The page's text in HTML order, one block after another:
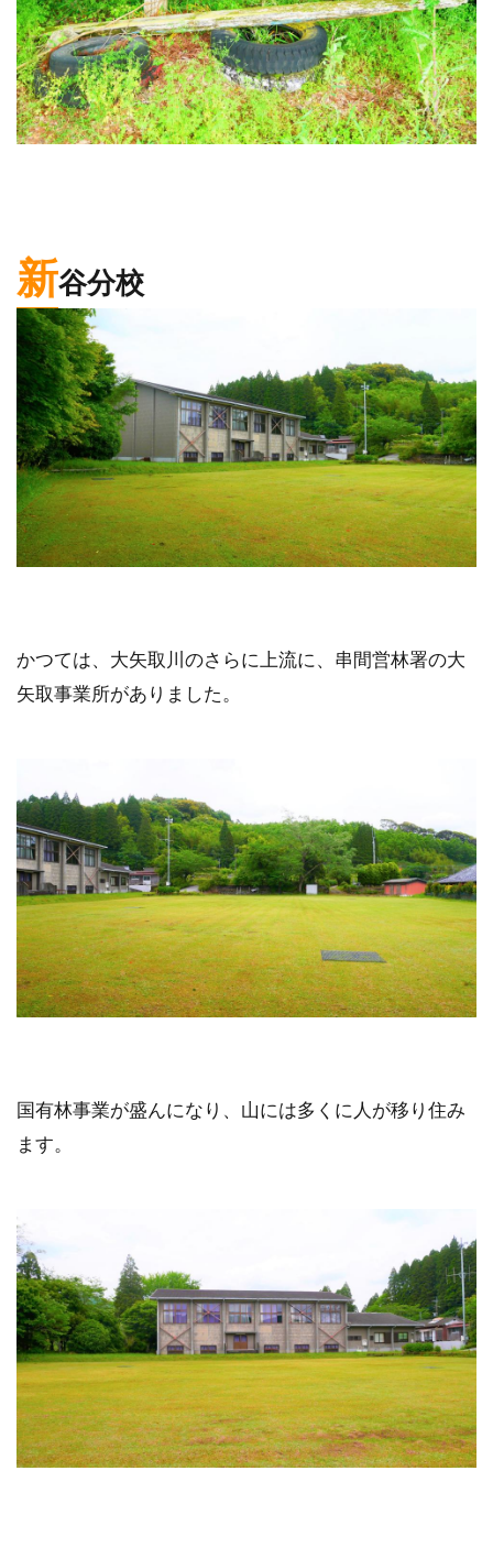
新谷分校
かつては、大矢取川のさらに上流に、串間営林署の大
矢取事業所がありました。
国有林事業が盛んになり、山には多くに人が移り住み
ます。